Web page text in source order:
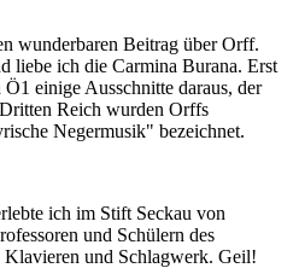
wunderbaren Beitrag über Orff.
liebe ich die Carmina Burana. Erst
einige Ausschnitte daraus, der
Reich wurden Orffs
Negermusik" bezeichnet.
ich im Stift Seckau von
und Schülern des
Klavieren und Schlagwerk. Geil!